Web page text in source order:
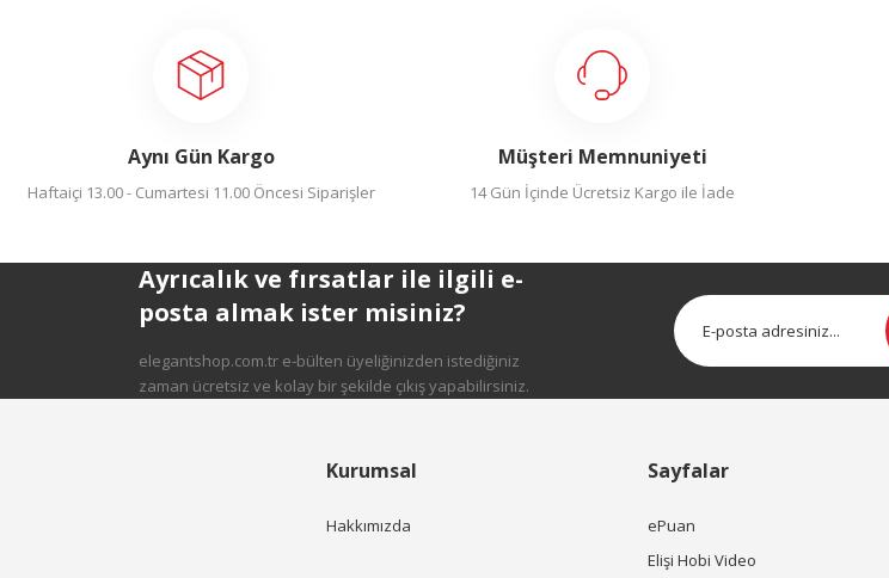
Ürün açıklamasında eksik bilgiler bulunuyor.
Ürün fiyatı diğer sitelerden daha pahalı.
Bu ürüne benzer farklı alternatifler olmalı.
Gönder
Aynı Gün Kargo
Haftaiçi 13.00 - Cumartesi 11.00 Öncesi Siparişler
Müşteri Memnuniyeti
14 Gün İçinde Ücretsiz Kargo ile İade
Ayrıcalık ve fırsatlar ile ilgili e-
posta almak ister misiniz?
elegantshop.com.tr e-bülten üyeliğinizden istediğiniz
zaman ücretsiz ve kolay bir şekilde çıkış yapabilirsiniz.
Kurumsal
Hakkımızda
Sayfalar
ePuan
Elişi Hobi Video